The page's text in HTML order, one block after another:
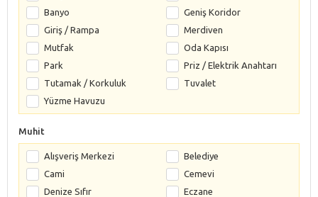
Banyo
Geniş Koridor
Giriş / Rampa
Merdiven
Mutfak
Oda Kapısı
Park
Priz / Elektrik Anahtarı
Tutamak / Korkuluk
Tuvalet
Yüzme Havuzu
Muhit
Alışveriş Merkezi
Belediye
Cami
Cemevi
Denize Sıfır
Eczane